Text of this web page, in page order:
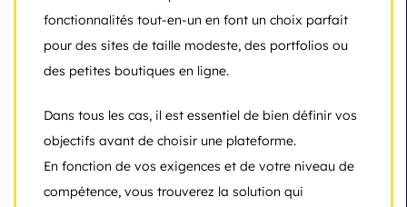
fonctionnalités tout-en-un en font un choix parfait
pour des sites de taille modeste, des portfolios ou
des petites boutiques en ligne.
Dans tous les cas, il est essentiel de bien définir vos
objectifs avant de choisir une plateforme.
En fonction de vos exigences et de votre niveau de
compétence, vous trouverez la solution qui